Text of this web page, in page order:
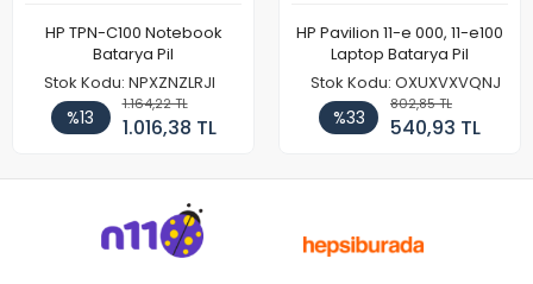
HP TPN-C100 Notebook
Batarya Pil
Stok Kodu: NPXZNZLRJI
%13
1.164,22 TL
1.016,38 TL
HP Pavilion 11-e 000, 11-e100
Laptop Batarya Pil
Stok Kodu: OXUXVXVQNJ
%33
802,85 TL
540,93 TL